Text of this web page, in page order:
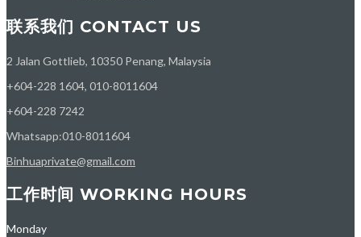
联系我们 CONTACT US
2 Jalan Gottlieb, 10350 Penang, Malaysia
+604-228 1604, 010-8011604
+604-228 7242
Whatsapp:010-8011604
Binhuaprivate@gmail.com
工作时间 WORKING HOURS
Monday